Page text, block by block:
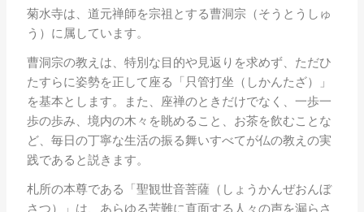
菊水寺は、道元禅師を宗祖とする曹洞宗（そうとうしゅ
う）に属しています。
曹洞宗の教えは、特別な目的や見返りを求めず、ただひ
たすらに姿勢を正して座る「只管打坐（しかんたざ）」
を基本とします。また、座禅のときだけでなく、一歩一
歩の歩み、境内の木々を眺めること、お茶を飲むことな
ど、毎日の丁寧な生活の振る舞いすべてが仏の教えの実
践であると説きます。
札所の本尊である「聖観世音菩薩（しょうかんぜおんぼ
さつ）」は、あらゆる苦難に直面する人々の声を漏らさ